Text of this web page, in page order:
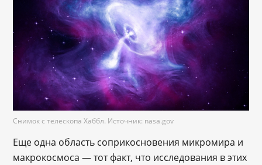
Снимок с телескопа Хаббл. Источник: nasa.gov
Еще одна область соприкосновения микромира и
макрокосмоса — тот факт, что исследования в этих